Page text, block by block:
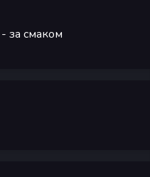
- за смаком